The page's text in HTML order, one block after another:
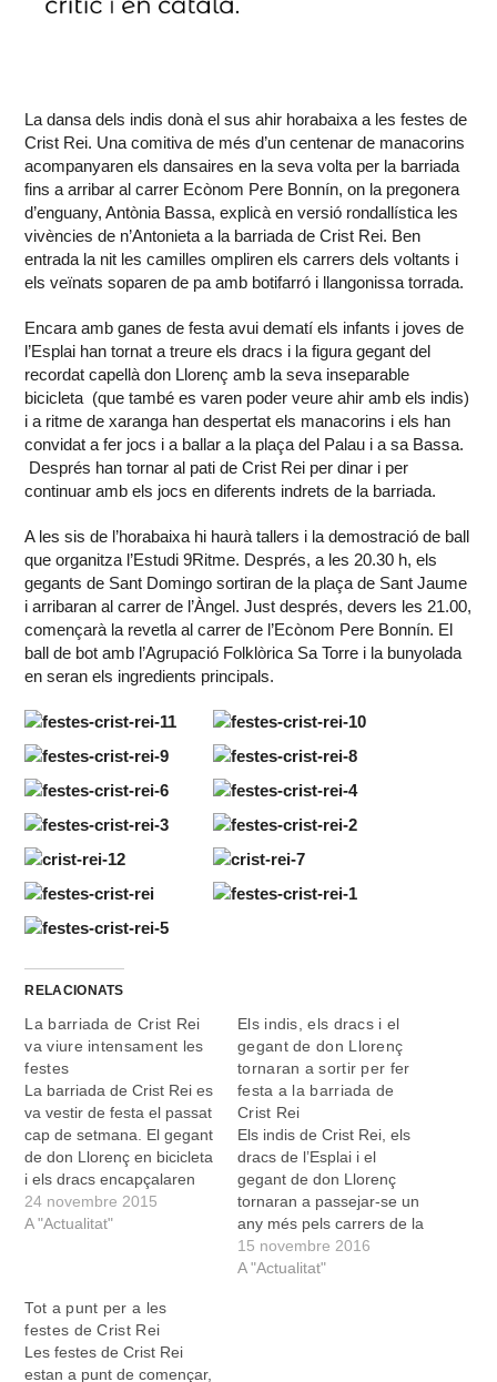
La dansa dels indis donà el sus ahir horabaixa a les festes de
Crist Rei. Una comitiva de més d’un centenar de manacorins
acompanyaren els dansaires en la seva volta per la barriada
fins a arribar al carrer Ecònom Pere Bonnín, on la pregonera
d’enguany, Antònia Bassa, explicà en versió rondallística les
vivències de n’Antonieta a la barriada de Crist Rei. Ben
entrada la nit les camilles ompliren els carrers dels voltants i
els veïnats soparen de pa amb botifarró i llangonissa torrada.
Encara amb ganes de festa avui dematí els infants i joves de
l’Esplai han tornat a treure els dracs i la figura gegant del
recordat capellà don Llorenç amb la seva inseparable
bicicleta (que també es varen poder veure ahir amb els indis)
i a ritme de xaranga han despertat els manacorins i els han
convidat a fer jocs i a ballar a la plaça del Palau i a sa Bassa.
Després han tornar al pati de Crist Rei per dinar i per
continuar amb els jocs en diferents indrets de la barriada.
A les sis de l’horabaixa hi haurà tallers i la demostració de ball
que organitza l’Estudi 9Ritme. Després, a les 20.30 h, els
gegants de Sant Domingo sortiran de la plaça de Sant Jaume
i arribaran al carrer de l’Àngel. Just després, devers les 21.00,
començarà la revetla al carrer de l’Ecònom Pere Bonnín. El
ball de bot amb l’Agrupació Folklòrica Sa Torre i la bunyolada
en seran els ingredients principals.
RELACIONATS
La barriada de Crist Rei
va viure intensament les
festes
La barriada de Crist Rei es
va vestir de festa el passat
cap de setmana. El gegant
de don Llorenç en bicicleta
i els dracs encapçalaren
divendres la cercavila que
va recòrrer els carrers del
continuà amb el…
24 novembre 2015
A "Actualitat"
Els indis, els dracs i el
gegant de don Llorenç
tornaran a sortir per fer
festa a la barriada de
Crist Rei
Els indis de Crist Rei, els
dracs de l’Esplai i el
gegant de don Llorenç
tornaran a passejar-se un
any més pels carrers de la
barriada de Crist Rei. Els
primers actes de les
15 novembre 2016
A "Actualitat"
Tot a punt per a les
festes de Crist Rei
Les festes de Crist Rei
estan a punt de començar,